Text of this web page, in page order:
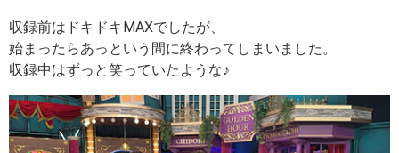
収録前はドキドキMAXでしたが、
始まったらあっという間に終わってしまいました。
収録中はずっと笑っていたような♪